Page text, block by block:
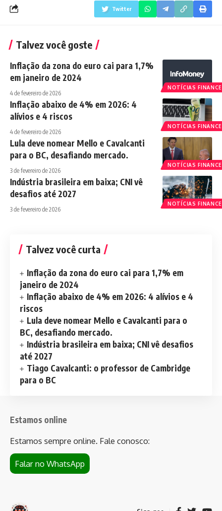
Twitter
Talvez você goste
NOTÍCIAS
Inflação da zona do euro cai para 1,7%
em janeiro de 2024
4 de fevereiro de 2026
NOTÍCIAS
Inflação abaixo de 4% em 2026: 4
alívios e 4 riscos
4 de fevereiro de 2026
NOTÍCIAS
Lula deve nomear Mello e Cavalcanti
para o BC, desafiando mercado.
3 de fevereiro de 2026
NOTÍCIAS
Indústria brasileira em baixa; CNI vê
desafios até 2027
3 de fevereiro de 2026
Talvez você curta
Inflação da zona do euro cai para 1,7% em
janeiro de 2024
Inflação abaixo de 4% em 2026: 4 alívios e 4
riscos
Lula deve nomear Mello e Cavalcanti para o
BC, desafiando mercado.
Indústria brasileira em baixa; CNI vê desafios
até 2027
Tiago Cavalcanti: o professor de Cambridge
para o BC
Estamos online
Estamos sempre online. Fale conosco:
Falar no WhatsApp